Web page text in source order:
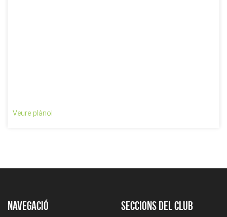
Veure plànol
Navegació Seccions del club